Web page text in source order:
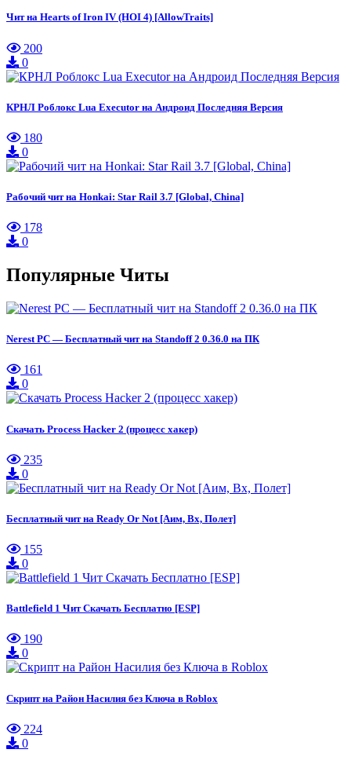
Чит на Hearts of Iron IV (HOI 4) [AllowTraits]
200
0
КРНЛ Роблокс Lua Executor на Андроид Последняя Версия
180
0
Рабочий чит на Honkai: Star Rail 3.7 [Global, China]
178
0
Популярные Читы
Nerest PC — Бесплатный чит на Standoff 2 0.36.0 на ПК
161
0
Скачать Process Hacker 2 (процесс хакер)
235
0
Бесплатный чит на Ready Or Not [Аим, Вх, Полет]
155
0
Battlefield 1 Чит Скачать Бесплатно [ESP]
190
0
Скрипт на Район Насилия без Ключа в Roblox
224
0